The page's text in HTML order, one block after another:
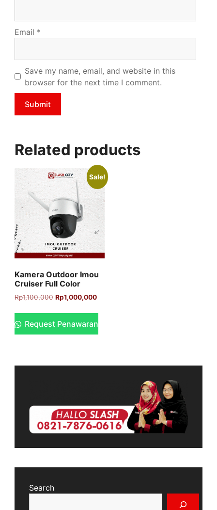
Email *
Save my name, email, and website in this
browser for the next time I comment.
Related products
Sale!
Kamera Outdoor Imou
Cruiser Full Color
Rp1,100,000 Rp1,000,000
Request Penawaran
Search